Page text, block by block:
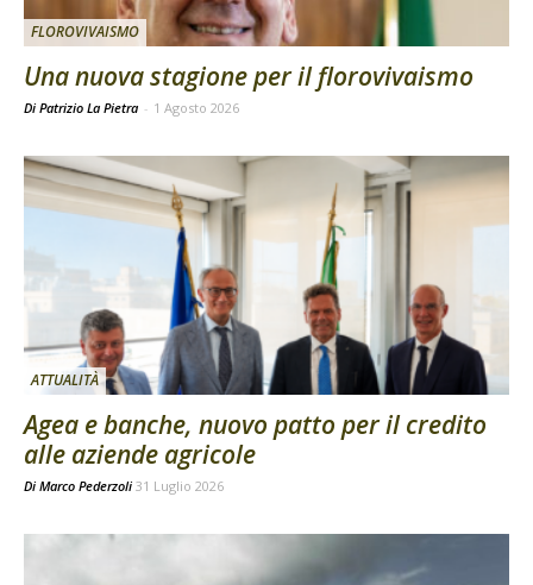
FLOROVIVAISMO
Una nuova stagione per il florovivaismo
Di Patrizio La Pietra - 1 Agosto 2026
ATTUALITÀ
Agea e banche, nuovo patto per il credito
alle aziende agricole
Di Marco Pederzoli 31 Luglio 2026